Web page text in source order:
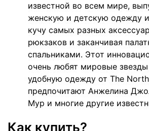
известной во всем мире,
женскую и детскую одежду
кучу самых разных
рюкзаков и заканчивая
спальниками. Этот
очень любят мировые
удобную одежду от The
предпочитают Анжелина
Мур и многие другие
Как купить?